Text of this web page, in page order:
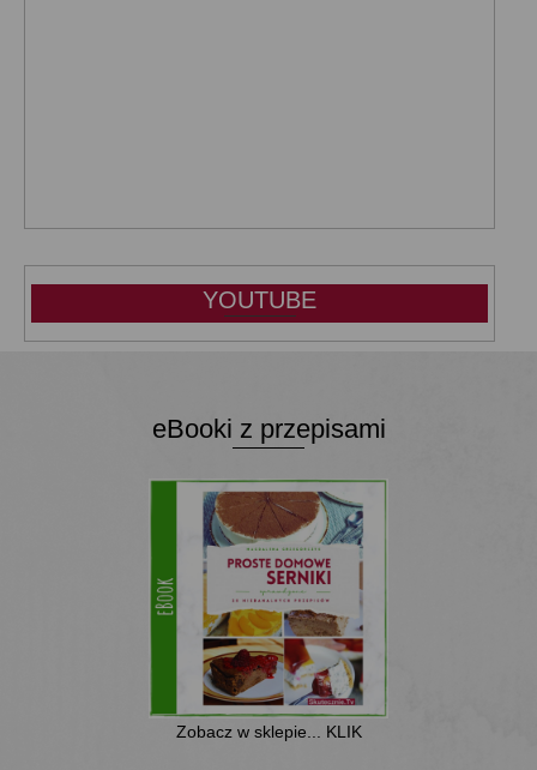
YOUTUBE
eBooki z przepisami
Zobacz w sklepie... KLIK